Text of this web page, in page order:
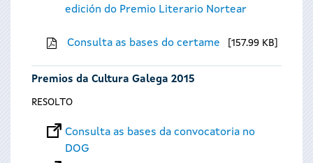
edición do Premio Literario Nortear
Consulta as bases do certame 157.99 KB
Premios da Cultura Galega 2015
RESOLTO
Consulta as bases da convocatoria no
DOG